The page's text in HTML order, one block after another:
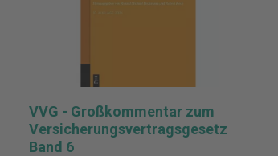
VVG - Großkommentar zum
Versicherungsvertragsgesetz
Band 6